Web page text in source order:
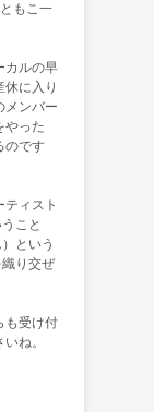
もこ一
カルの早
に入り
メンバー
やった
のです
ィスト
こと
という
り交ぜ
も受け付
ね。